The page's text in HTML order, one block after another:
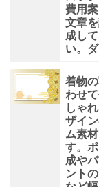
費用
文章
成し
い。
着物
わせ
しゃ
ザイ
ム素
す。
成や
ント